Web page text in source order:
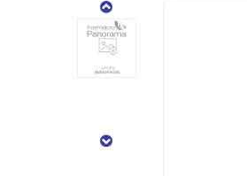
BACTRIM
80MG/ML
100ML